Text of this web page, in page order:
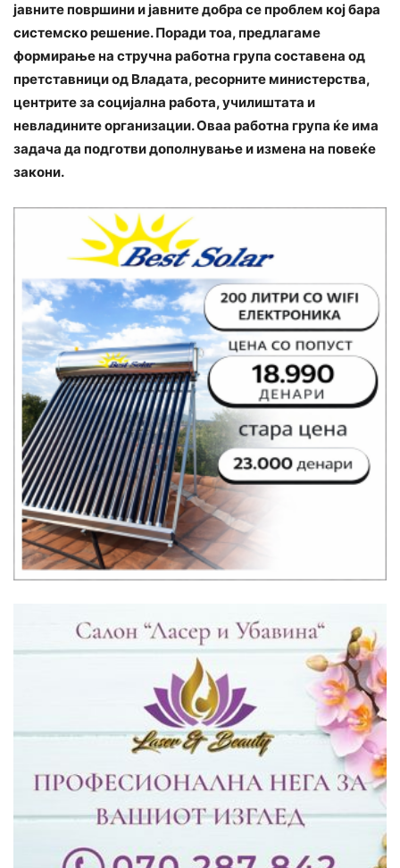
јавните површини и јавните добра се проблем кој бара
системско решение. Поради тоа, предлагаме
формирање на стручна работна група составена од
претставници од Владата, ресорните министерства,
центрите за социјална работа, училиштата и
невладините организации. Оваа работна група ќе има
задача да подготви дополнување и измена на повеќе
закони.